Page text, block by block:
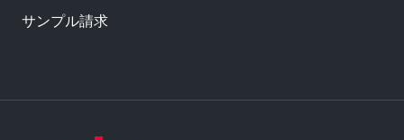
サンプル請求